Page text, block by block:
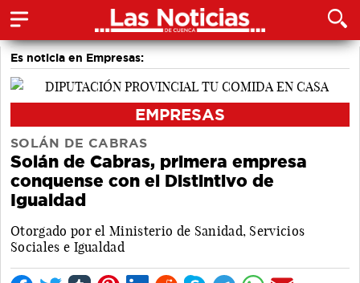
Es noticia en Empresas:
EMPRESAS
SOLÁN DE CABRAS
Solán de Cabras, primera empresa
conquense con el Distintivo de
Igualdad
Otorgado por el Ministerio de Sanidad, Servicios
Sociales e Igualdad